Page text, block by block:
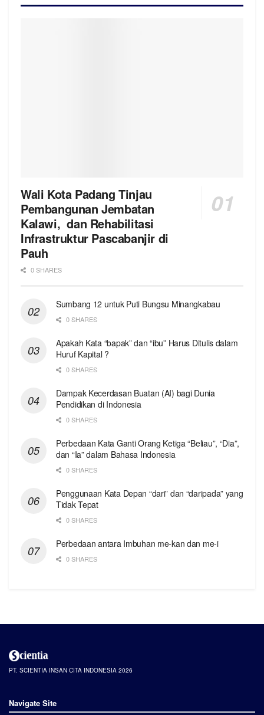
Wali Kota Padang Tinjau
Pembangunan Jembatan
Kalawi, dan Rehabilitasi
Infrastruktur Pascabanjir di
Pauh
0 SHARES
Sumbang 12 untuk Puti Bungsu Minangkabau
0 SHARES
Apakah Kata “bapak” dan “ibu” Harus Ditulis dalam
Huruf Kapital ?
0 SHARES
Dampak Kecerdasan Buatan (AI) bagi Dunia
Pendidikan di Indonesia
0 SHARES
Perbedaan Kata Ganti Orang Ketiga “Beliau”, “Dia”,
dan “Ia” dalam Bahasa Indonesia
0 SHARES
Penggunaan Kata Depan “dari” dan “daripada” yang
Tidak Tepat
0 SHARES
Perbedaan antara Imbuhan me-kan dan me-i
0 SHARES
PT. SCIENTIA INSAN CITA INDONESIA 2026
Navigate Site